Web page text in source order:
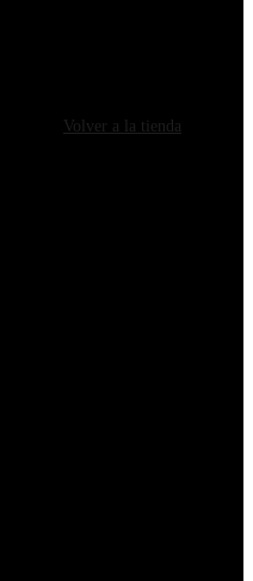
Volver a la tienda